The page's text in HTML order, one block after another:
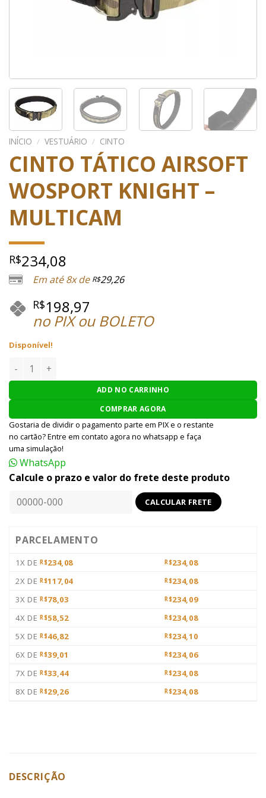
INÍCIO / VESTUÁRIO / CINTO
CINTO TÁTICO AIRSOFT
WOSPORT KNIGHT –
MULTICAM
R$234,08
Em até 8x de R$29,26
R$198,97
no PIX ou BOLETO
Disponível!
CINTO TÁTICO AIRSOFT WOSPORT KNIGHT - MULTICAM
ADD NO CARRINHO
COMPRAR AGORA
Gostaria de dividir o pagamento parte em PIX e o restante
no cartão? Entre em contato agora no whatsapp e faça
uma simulação!
WhatsApp
Calcule o prazo e valor do frete deste produto
PARCELAMENTO
1X DE R$234,08 R$234,08
2X DE R$117,04 R$234,08
3X DE R$78,03 R$234,09
4X DE R$58,52 R$234,08
5X DE R$46,82 R$234,10
6X DE R$39,01 R$234,06
7X DE R$33,44 R$234,08
8X DE R$29,26 R$234,08
DESCRIÇÃO